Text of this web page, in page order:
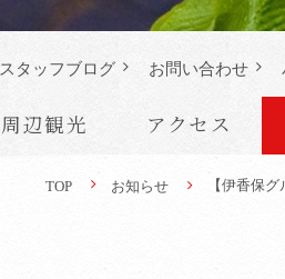
スタッフブログ お問い合わせ
周辺観光 アクセス
TOP お知らせ 【伊香保